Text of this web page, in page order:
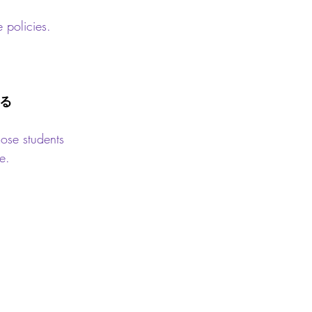
policies.
students